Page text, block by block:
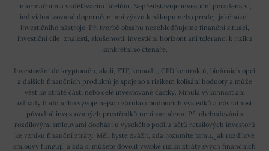
informačním a vzdělávacím účelům. Nepředstavuje investiční poradenství,
individualizované doporučení ani výzvu k nákupu nebo prodeji jakéhokoli
investičního nástroje. Při tvorbě obsahu nezohledňujeme finanční situaci,
investiční cíle, znalosti, zkušenosti, investiční horizont ani toleranci k riziku
konkrétního čtenáře.
Investování do kryptoměn, akcií, ETF, komodit, CFD kontraktů, binárních opcí
a dalších finančních produktů je spojeno s rizikem kolísání hodnoty a může
vést ke ztrátě části nebo celé investované částky. Minulá výkonnost ani
odhady budoucího vývoje nejsou zárukou budoucích výsledků a návratnost
původně investovaných prostředků není zaručena. Při obchodování s
rozdílovými smlouvami dochází u vysokého podílu účtů retailových investorů
ke vzniku finanční ztráty. Měli byste zvážit, zda rozumíte tomu, jak rozdílové
smlouvy fungují, a zda si můžete dovolit vysoké riziko ztráty svých finančních